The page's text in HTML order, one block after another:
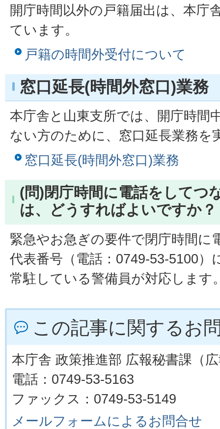
開庁時間以外の戸籍届出は、本庁
ています。
戸籍の時間外受付について
窓口延長(時間外窓口)業務
本庁舎と山東支所では、開庁時間
ない方のために、窓口延長業務を
窓口延長(時間外窓口)業務
(問)閉庁時間に電話をしてつ
は、どうすればよいですか？
緊急やお急ぎの要件で閉庁時間に
代表番号（電話：0749-53-5100）
常駐している警備員が対応します
この記事に関するお
本庁舎 政策推進部 広報秘書課（
電話：0749-53-5163
ファックス：0749-53-5149
メールフォームによるお問合せ